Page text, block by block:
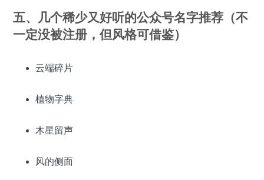
五、几个稀少又好听的公众号名字推荐（不
一定没被注册，但风格可借鉴）
云端碎片
植物字典
木星留声
风的侧面